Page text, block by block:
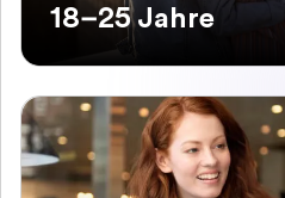
18–25 Jahre